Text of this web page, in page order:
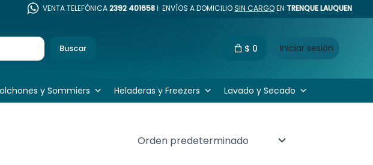
VENTA TELEFÓNICA2392 401658 ǀ ENVÍOS A DOMICILIOSIN CARGOEN TRENQUE LAUQUEN
Buscar $ 0 Iniciar sesión
y Sommiers Heladeras y Freezers Lavado y Secado
Pelo